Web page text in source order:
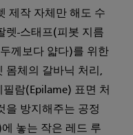
제작 자체만 해도 수
렛-스태프(피봇 지름
께보다 얇다)를 위한
몸체의 갈바닉 처리,
람(Epilame) 표면 처
을 방지해주는 공정
놓는 작은 레드 루